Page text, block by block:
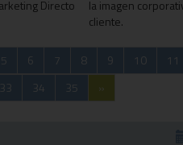
5 6 7 8 9 10 11
33 34 35 »